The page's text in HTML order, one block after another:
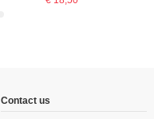
Contact us